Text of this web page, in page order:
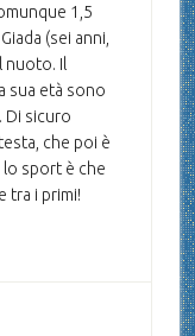
1,5
(sei anni,
Il
sua età sono
Di sicuro
che poi è
lo sport è che
tra i primi!